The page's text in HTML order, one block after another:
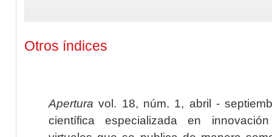
Otros índices
Apertura vol. 18, núm. 1, abril -
científica especializada en